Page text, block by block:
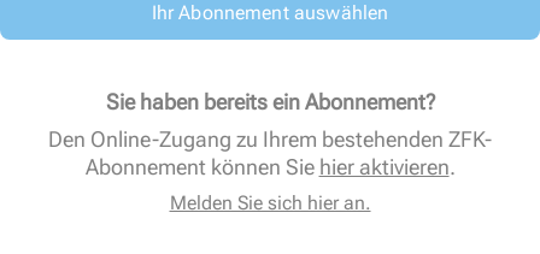
Ihr Abonnement auswählen
Sie haben bereits ein Abonnement?
Den Online-Zugang zu Ihrem bestehenden ZFK-
Abonnement können Sie hier aktivieren.
Melden Sie sich hier an.